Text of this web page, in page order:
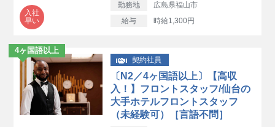
入社
早い
勤務地
広島県福山市
給与
時給1,300円
4ヶ国語以上
契約社員
〔N2／4ヶ国語以上〕【高収
入！】フロントスタッフ/仙台の
大手ホテルフロントスタッフ
（未経験可）［言語不問］